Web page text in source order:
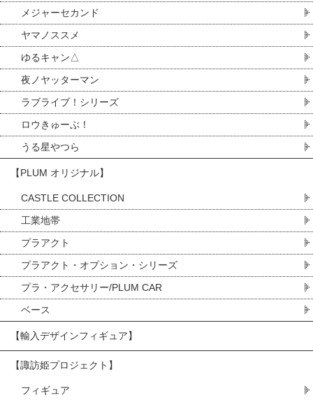
メジャーセカンド
ヤマノススメ
ゆるキャン△
夜ノヤッターマン
ラブライブ！シリーズ
ロウきゅーぶ！
うる星やつら
【PLUM オリジナル】
CASTLE COLLECTION
工業地帯
プラアクト
プラアクト・オプション・シリーズ
プラ・アクセサリー/PLUM CAR
ベース
【輸入デザインフィギュア】
【諏訪姫プロジェクト】
フィギュア